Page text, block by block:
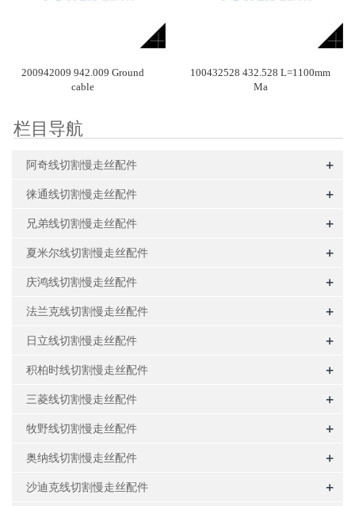
200942009 942.009 Ground
cable
100432528 432.528 L=1100mm
Ma
栏目导航
阿奇线切割慢走丝配件 +
徕通线切割慢走丝配件 +
兄弟线切割慢走丝配件 +
夏米尔线切割慢走丝配件 +
庆鸿线切割慢走丝配件 +
法兰克线切割慢走丝配件 +
日立线切割慢走丝配件 +
积柏时线切割慢走丝配件 +
三菱线切割慢走丝配件 +
牧野线切割慢走丝配件 +
奥纳线切割慢走丝配件 +
沙迪克线切割慢走丝配件 +